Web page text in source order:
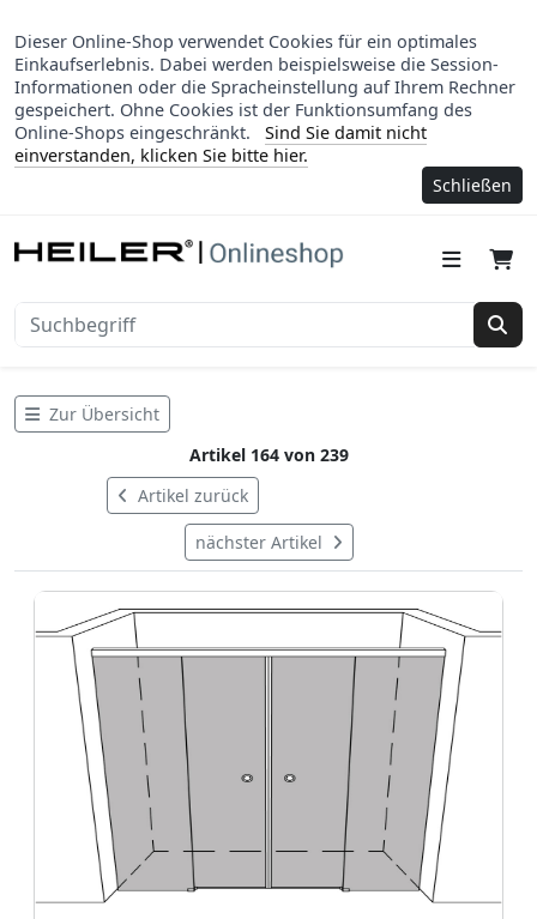
Dieser Online-Shop verwendet Cookies für ein optimales
Einkaufserlebnis. Dabei werden beispielsweise die Session-
Informationen oder die Spracheinstellung auf Ihrem Rechner
gespeichert. Ohne Cookies ist der Funktionsumfang des
Online-Shops eingeschränkt.
Sind Sie damit nicht
einverstanden, klicken Sie bitte hier.
Schließen
Zur Übersicht
Artikel zurück
Artikel 164 von 239
nächster Artikel